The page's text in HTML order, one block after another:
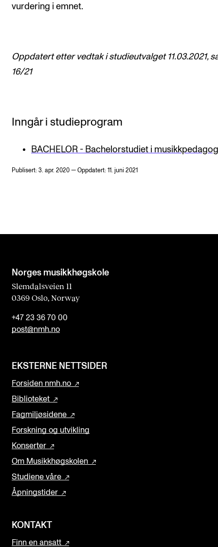
vurdering i emnet.
Oppdatert etter vedtak i studieutvalget 11.03.2021,
16/21
Inngår i studieprogram
BACHELOR - Bachelorstudiet i
Publisert: 3. apr. 2020 — Oppdatert: 11. juni 2021
Norges musikk­høgskole
Slemdalsveien 11
0369 Oslo, Norway
+47 23 36 70 00
post@nmh.no
EKSTERNE NETTSIDER
Forsiden nmh.no
Biblioteket
Fagmiljøsidene
Forskning og utvikling
Konserter
Om Musikkhøgskolen
Studiene våre
Åpningstider
KONTAKT
Finn en ansatt